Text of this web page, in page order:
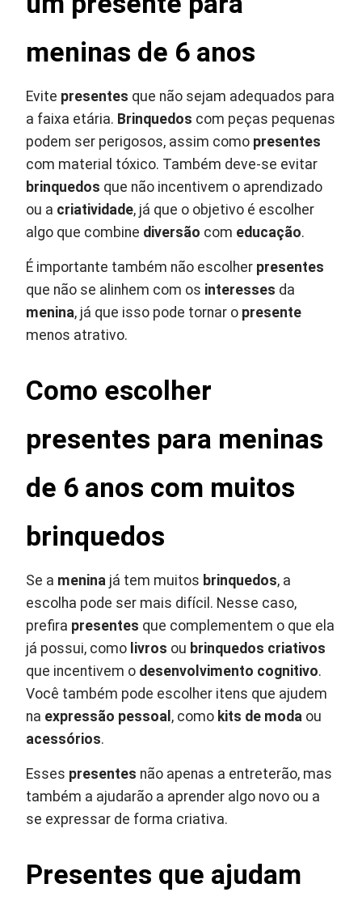
meninas de 6 anos
Evite presentes que não sejam adequados para
a faixa etária. Brinquedos com peças pequenas
podem ser perigosos, assim como presentes
com material tóxico. Também deve-se evitar
brinquedos que não incentivem o aprendizado
ou a criatividade, já que o objetivo é escolher
algo que combine diversão com educação.
É importante também não escolher presentes
que não se alinhem com os interesses da
menina, já que isso pode tornar o presente
menos atrativo.
Como escolher
presentes para meninas
de 6 anos com muitos
brinquedos
Se a menina já tem muitos brinquedos, a
escolha pode ser mais difícil. Nesse caso,
prefira presentes que complementem o que ela
já possui, como livros ou brinquedos criativos
que incentivem o desenvolvimento cognitivo.
Você também pode escolher itens que ajudem
na expressão pessoal , como kits de moda ou
acessórios.
Esses presentes não apenas a entreterão, mas
também a ajudarão a aprender algo novo ou a
se expressar de forma criativa.
Presentes que ajudam